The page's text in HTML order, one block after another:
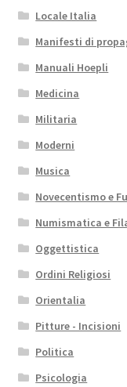
Locale Italia
Manifesti di
Manuali Hoepli
Medicina
Militaria
Moderni
Musica
Novecentismo e
Numismatica e
Oggettistica
Ordini Religiosi
Orientalia
Pitture - Incisioni
Politica
Psicologia